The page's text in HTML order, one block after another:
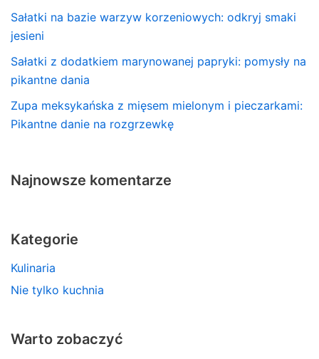
Sałatki na bazie warzyw korzeniowych: odkryj smaki
jesieni
Sałatki z dodatkiem marynowanej papryki: pomysły na
pikantne dania
Zupa meksykańska z mięsem mielonym i pieczarkami:
Pikantne danie na rozgrzewkę
Najnowsze komentarze
Kategorie
Kulinaria
Nie tylko kuchnia
Warto zobaczyć